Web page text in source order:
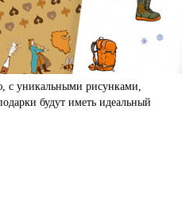
с уникальными рисунками,
будут иметь идеальный